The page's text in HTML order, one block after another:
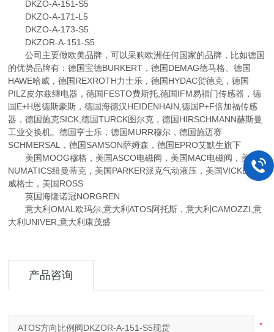
DKZO-A-151-S5
DKZO-A-171-L5
DKZO-A-173-S5
DKZOR-A-151-S5
公司主要做欧美品牌，可以采购欧洲任何国家的品牌，比如德国
的优势品牌有：德国宝德BURKERT，德国DEMAG德马格、德国
HAWE哈威，德国REXROTH力士乐，德国HYDAC贺德克，德国
PILZ皮尔兹继电器，德国FESTO费斯托,德国IFM易福门传感器，德
国E+H恩德斯豪斯，德国海德汉HEIDENHAIN,德国P+F倍加福传感
器，德国施克SICK,德国TURCK图尔克，德国HIRSCHMANN赫斯曼
工业交换机。德国亨士乐，德国MURR穆尔，德国施迈赛
SCHMERSAL，德国SAMSON萨姆森，德国EPRO艾默生旗下
美国MOOG穆格，美国ASCO电磁阀，美国MAC电磁阀，美国
NUMATICS纽曼蒂克，美国PARKER派克气动液压，美国VICKERS
威格士，美国ROSS
英国海隆诺冠NORGREN
意大利OMAL欧玛尔,意大利ATOS阿托斯，意大利CAMOZZI,意
大利UNIVER,意大利康茂盛
产品咨询